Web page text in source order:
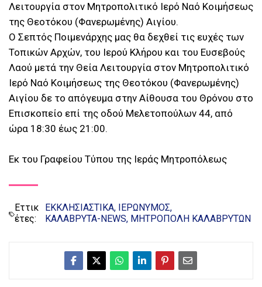
Λειτουργία στον Μητροπολιτικό Ιερό Ναό Κοιμήσεως
της Θεοτόκου (Φανερωμένης) Αιγίου.
Ο Σεπτός Ποιμενάρχης μας θα δεχθεί τις ευχές των
Τοπικών Αρχών, του Ιερού Κλήρου και του Ευσεβούς
Λαού μετά την Θεία Λειτουργία στον Μητροπολιτικό
Ιερό Ναό Κοιμήσεως της Θεοτόκου (Φανερωμένης)
Αιγίου δε το απόγευμα στην Αίθουσα του Θρόνου στο
Επισκοπείο επί της οδού Μελετοπούλων 44, από
ώρα 18:30 έως 21:00.
Εκ του Γραφείου Τύπου της Ιεράς Μητροπόλεως
Εττικ
έτες:
ΕΚΚΛΗΣΙΑΣΤΙΚΑ
ΙΕΡΩΝΥΜΟΣ
ΚΑΛΑΒΡΥΤΑ-NEWS ΜΗΤΡΟΠΟΛΗ ΚΑΛΑΒΡΥΤΩΝ